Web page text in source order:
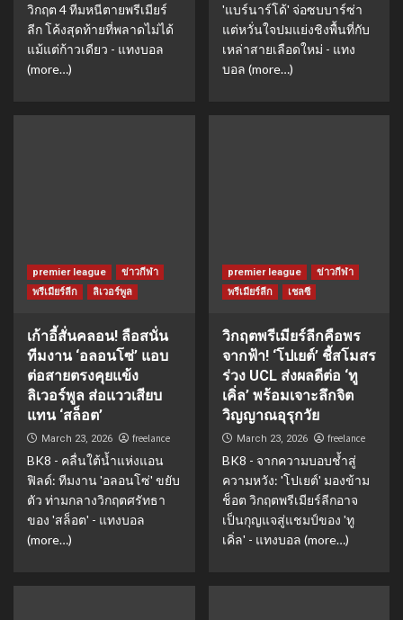
วิกฤต 4 ทีมหนีตายพรีเมียร์
ลีก โค้งสุดท้ายที่พลาดไม่ได้
แม้แต่ก้าวเดียว - แทงบอล
(more…)
'แบร์นาร์โด้' จ่อซบบาร์ซ่า
แต่หวั่นใจปมแย่งชิงพื้นที่กับ
เหล่าสายเลือดใหม่ - แทง
บอล (more…)
premier league
ข่าวกีฬา
พรีเมียร์ลีก
ลิเวอร์พูล
เก้าอี้สั่นคลอน! ลือสนั่น
ทีมงาน ‘อลอนโซ่’ แอบ
ต่อสายตรงคุยแข้ง
ลิเวอร์พูล ส่อแววเสียบ
แทน ‘สล็อต’
March 23, 2026 freelance
BK8 - คลื่นใต้น้ำแห่งแอน
ฟิลด์: ทีมงาน 'อลอนโซ่' ขยับ
ตัว ท่ามกลางวิกฤตศรัทธา
ของ 'สล็อต' - แทงบอล
(more…)
premier league
ข่าวกีฬา
พรีเมียร์ลีก
เชลซี
วิกฤตพรีเมียร์ลีกคือพร
จากฟ้า! ‘โปเยต์’ ชี้สโมสร
ร่วง UCL ส่งผลดีต่อ ‘ทู
เคิ่ล’ พร้อมเจาะลึกจิต
วิญญาณอุรุกวัย
March 23, 2026 freelance
BK8 - จากความบอบช้ำสู่
ความหวัง: 'โปเยต์' มองข้าม
ช็อต วิกฤตพรีเมียร์ลีกอาจ
เป็นกุญแจสู่แชมป์ของ 'ทู
เคิ่ล' - แทงบอล (more…)